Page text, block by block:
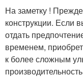
На заметку !
конструкции. Если
отдать
временем,
к более сложным